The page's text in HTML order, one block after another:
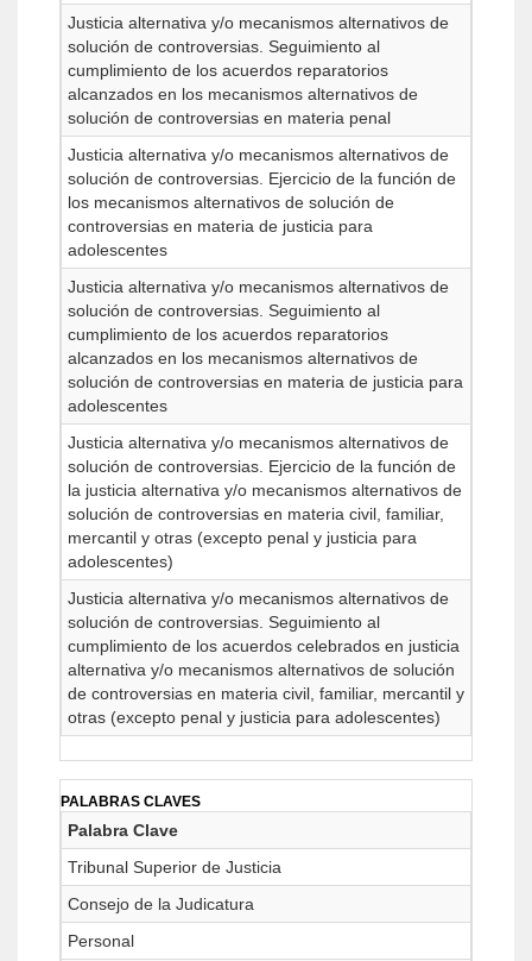
Justicia alternativa y/o mecanismos alternativos de
solución de controversias. Seguimiento al
cumplimiento de los acuerdos reparatorios
alcanzados en los mecanismos alternativos de
solución de controversias en materia penal
Justicia alternativa y/o mecanismos alternativos de
solución de controversias. Ejercicio de la función de
los mecanismos alternativos de solución de
controversias en materia de justicia para
adolescentes
Justicia alternativa y/o mecanismos alternativos de
solución de controversias. Seguimiento al
cumplimiento de los acuerdos reparatorios
alcanzados en los mecanismos alternativos de
solución de controversias en materia de justicia para
adolescentes
Justicia alternativa y/o mecanismos alternativos de
solución de controversias. Ejercicio de la función de
la justicia alternativa y/o mecanismos alternativos de
solución de controversias en materia civil, familiar,
mercantil y otras (excepto penal y justicia para
adolescentes)
Justicia alternativa y/o mecanismos alternativos de
solución de controversias. Seguimiento al
cumplimiento de los acuerdos celebrados en justicia
alternativa y/o mecanismos alternativos de solución
de controversias en materia civil, familiar, mercantil y
otras (excepto penal y justicia para adolescentes)
PALABRAS CLAVES
Palabra Clave
Tribunal Superior de Justicia
Consejo de la Judicatura
Personal